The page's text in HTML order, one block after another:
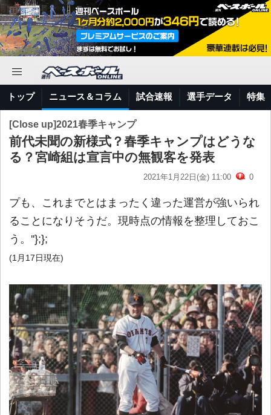
トップ ニュース＆コラム 試合速報 選手データ 特集
[Close up]2021春季キャンプ
前代未聞の新様式？春季キャンプはどうな
る？宮崎組は宣言中の無観客を発表
2021年1月22日(金) 11:00 0
プも、これまでとはまったく違った運営が強いられ
ることになりそうだ。現時点の情報を整理しておこ
う。''};};
(1月17日現在)